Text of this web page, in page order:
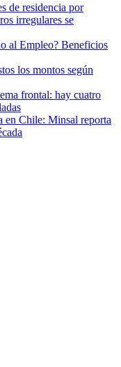
de residencia por
irregulares se
al Empleo? Beneficios
los montos según
frontal: hay cuatro
en Chile: Minsal reporta